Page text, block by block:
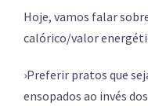
Hoje, vamos falar
calórico/valor
›Preferir pratos que
ensopados ao invés